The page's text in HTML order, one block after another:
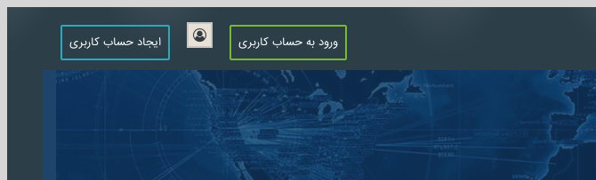
ورود به حساب کاربری ایجاد حساب کاربری